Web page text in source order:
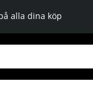
alla dina köp